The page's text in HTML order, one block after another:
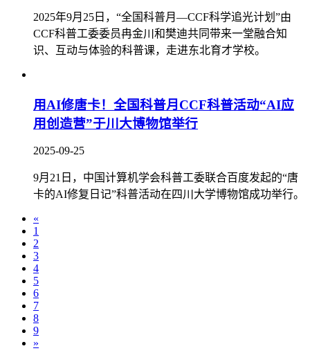
2025年9月25日，“全国科普月—CCF科学追光计划”由
CCF科普工委委员冉金川和樊迪共同带来一堂融合知
识、互动与体验的科普课，走进东北育才学校。
用AI修唐卡！全国科普月CCF科普活动“AI应
用创造营”于川大博物馆举行
2025-09-25
9月21日，中国计算机学会科普工委联合百度发起的“唐
卡的AI修复日记”科普活动在四川大学博物馆成功举行。
«
1
2
3
4
5
6
7
8
9
»